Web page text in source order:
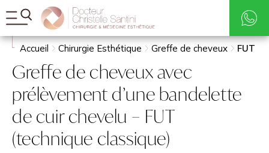
Tarifs
Rechercher
Accueil Chirurgie Esthétique Greffe de cheveux FUT
Greffe de cheveux avec
prélèvement d’une bandelette
de cuir chevelu – FUT
(technique classique)